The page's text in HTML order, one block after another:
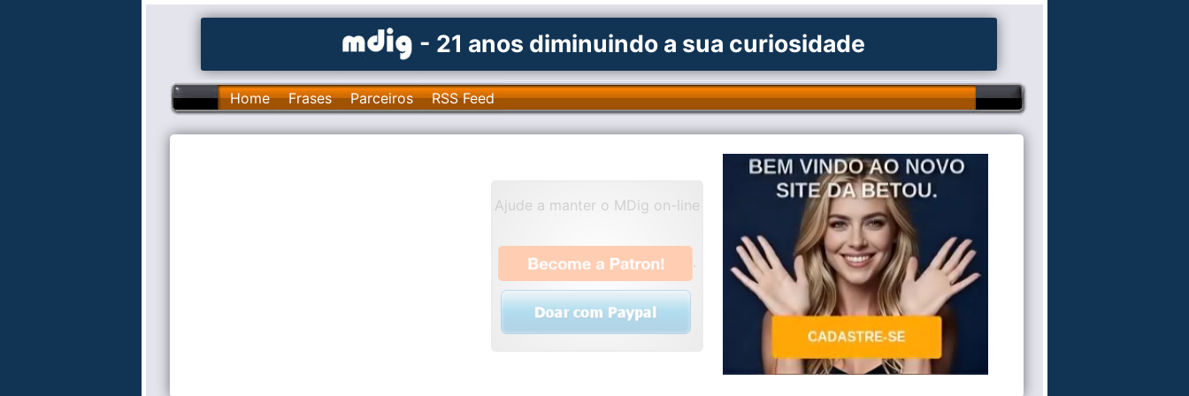
- 21 anos diminuindo a sua curiosidade
Home Frases Parceiros RSS Feed
Ajude a manter o MDig on-line
.